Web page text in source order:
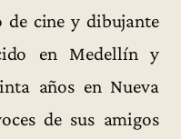
cine y dibujante
en Medellín y
años en Nueva
de sus amigos